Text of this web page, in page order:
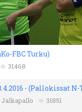
FBC Turku)
31468
- (Pallokissat N-
Jalkapallo 31851